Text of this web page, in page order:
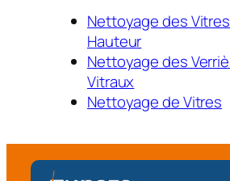
Nettoyage des
Hauteur
Nettoyage des
Vitraux
Nettoyage de Vitres